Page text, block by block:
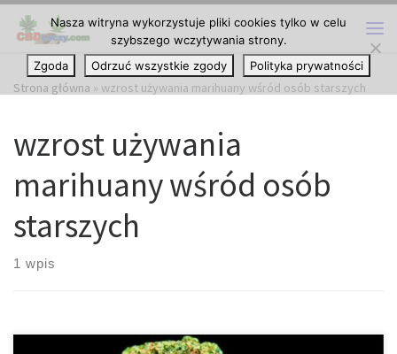
Przejdź do treści
Strona główna » wzrost używania marihuany wśród osób starszych
wzrost używania
marihuany wśród osób
starszych
1 wpis
Nasza witryna wykorzystuje pliki cookies tylko w celu
szybszego wczytywania strony.
Zgoda
Odrzuć wszystkie zgody Polityka prywatności